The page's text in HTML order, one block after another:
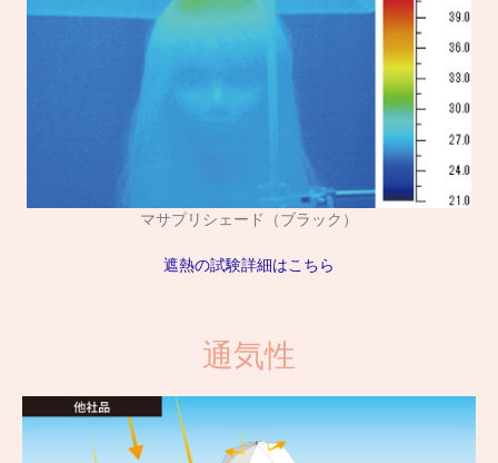
マサプリシェード（ブラック）
遮熱の試験詳細はこちら
通気性